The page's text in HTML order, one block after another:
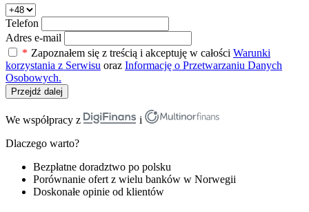
Telefon
Adres e-mail
* Zapoznałem się z treścią i akceptuję w całości Warunki
korzystania z Serwisu oraz Informację o Przetwarzaniu Danych
Osobowych.
Przejdź dalej
We współpracy z
i
Dlaczego warto?
Bezpłatne doradztwo po polsku
Porównanie ofert z wielu banków w Norwegii
Doskonałe opinie od klientów